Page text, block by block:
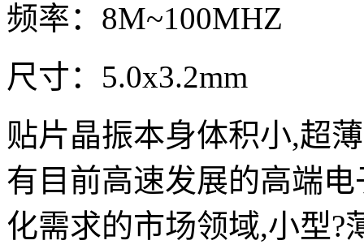
频率：8M~100MHZ
尺寸：5.0x3.2mm
贴片晶振本身体积小,超
有目前高速发展的高端
化需求的市场领域,小型?